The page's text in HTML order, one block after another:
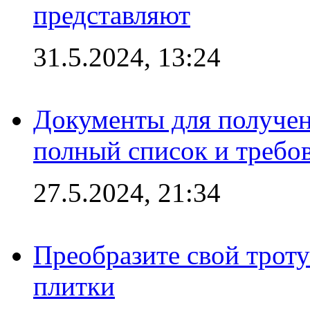
представляют
31.5.2024, 13:24
Документы для
полный список и
27.5.2024, 21:34
Преобразите свой
плитки